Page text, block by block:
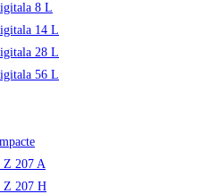
8 L
14 L
28 L
56 L
Z 207 A
Z 207 H